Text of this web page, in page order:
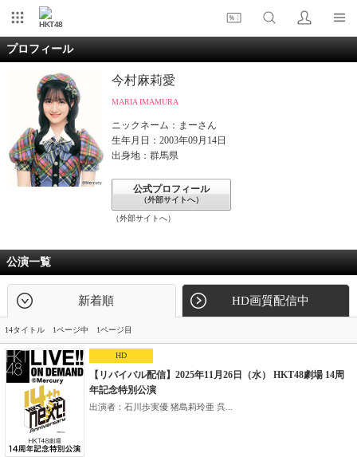
HKT48
プロフィール
今村麻莉愛
MARIA IMAMURA
ニックネーム：まーさん
生年月日：2003年09月14日
出身地：群馬県
公式プロフィール
（外部サイトへ）
（外部サイトへ）
公演一覧
新着順 HD画質配信中
14タイトル 1ページ中 1ページ目
HD
【リバイバル配信】2025年11月26日（水） HKT48劇場 14周
年記念特別公演
出演者：石川歩実優 猪島莉玲亜 呉...